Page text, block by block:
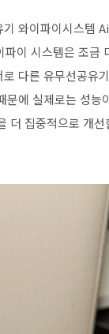
와이파이시스템
이 시스템은 조금
다른 유무선공유
에 실제로는 성능
더 집중적으로 개선